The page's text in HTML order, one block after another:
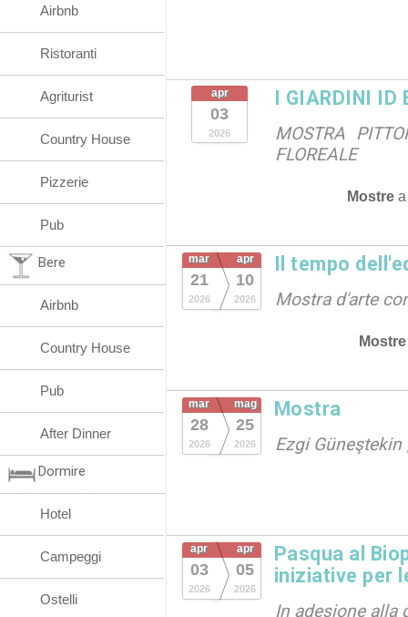
apr
03
2026
I GIARDINI ID
MOSTRA
FLOREALE
Mostre
mar
21
2026
apr
10
2026
Il tempo
Mostra d'arte
Mostre
mar
28
2026
mag
25
2026
Mostra
Ezgi Güneştekin
apr
03
2026
apr
05
2026
Pasqua al
iniziative per
In adesione alla
Airbnb
Ristoranti
Agriturist
Country House
Pizzerie
Pub
Bere
Airbnb
Country House
Pub
After Dinner
Dormire
Hotel
Campeggi
Ostelli